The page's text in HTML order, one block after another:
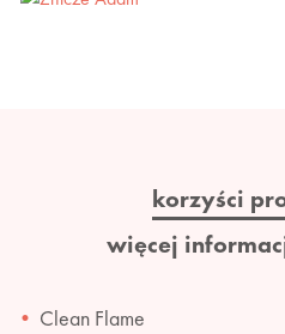
korzyści
więcej
Clean Flame